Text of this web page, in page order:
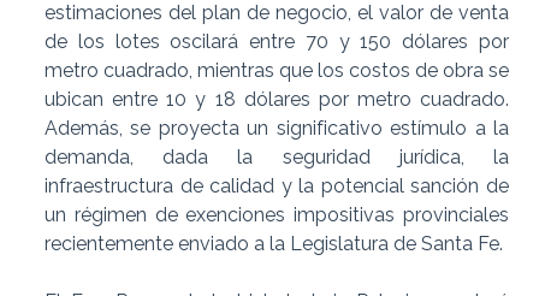
estimaciones del plan de negocio, el valor de venta
de los lotes oscilará entre 70 y 150 dólares por
metro cuadrado, mientras que los costos de obra se
ubican entre 10 y 18 dólares por metro cuadrado.
Además, se proyecta un significativo estímulo a la
demanda, dada la seguridad jurídica, la
infraestructura de calidad y la potencial sanción de
un régimen de exenciones impositivas provinciales
recientemente enviado a la Legislatura de Santa Fe.